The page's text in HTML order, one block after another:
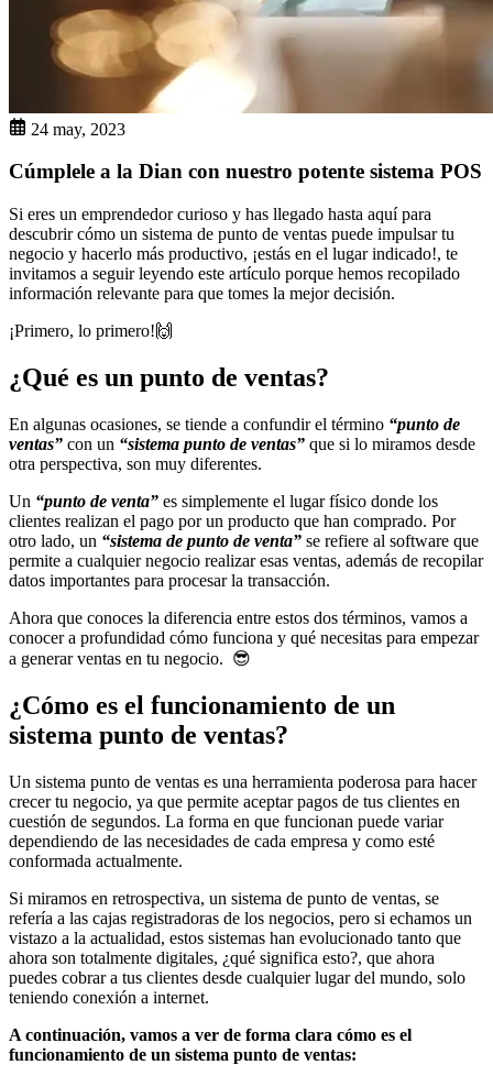
24 may, 2023
Cúmplele a la Dian con nuestro potente sistema POS
Si eres un emprendedor curioso y has llegado hasta aquí para
descubrir cómo un sistema de punto de ventas puede impulsar tu
negocio y hacerlo más productivo, ¡estás en el lugar indicado!, te
invitamos a seguir leyendo este artículo porque hemos recopilado
información relevante para que tomes la mejor decisión.
¡Primero, lo primero!🙌
¿Qué es un punto de ventas?
En algunas ocasiones, se tiende a confundir el término “punto de
ventas” con un “sistema punto de ventas” que si lo miramos desde
otra perspectiva, son muy diferentes.
Un “punto de venta” es simplemente el lugar físico donde los
clientes realizan el pago por un producto que han comprado. Por
otro lado, un “sistema de punto de venta” se refiere al software que
permite a cualquier negocio realizar esas ventas, además de recopilar
datos importantes para procesar la transacción.
Ahora que conoces la diferencia entre estos dos términos, vamos a
conocer a profundidad cómo funciona y qué necesitas para empezar
a generar ventas en tu negocio. 😎
¿Cómo es el funcionamiento de un
sistema punto de ventas?
Un sistema punto de ventas es una herramienta poderosa para hacer
crecer tu negocio, ya que permite aceptar pagos de tus clientes en
cuestión de segundos. La forma en que funcionan puede variar
dependiendo de las necesidades de cada empresa y como esté
conformada actualmente.
Si miramos en retrospectiva, un sistema de punto de ventas, se
refería a las cajas registradoras de los negocios, pero si echamos un
vistazo a la actualidad, estos sistemas han evolucionado tanto que
ahora son totalmente digitales, ¿qué significa esto?, que ahora
puedes cobrar a tus clientes desde cualquier lugar del mundo, solo
teniendo conexión a internet.
A continuación, vamos a ver de forma clara cómo es el
funcionamiento de un sistema punto de ventas: